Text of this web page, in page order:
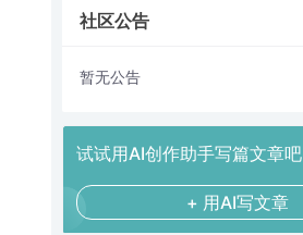
社区公告
暂无公告
试试用AI创作助手写篇文章吧
+ 用AI写文章